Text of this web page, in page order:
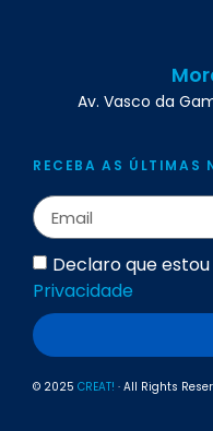
Av. Vasco da
RECEBA AS ÚLTIMAS
Declaro que
Privacidade
© 2025 CREAT! · All Rights